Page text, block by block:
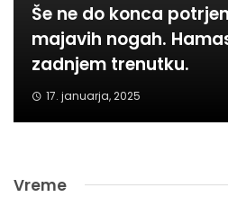
Še ne do konca
majavih nogah.
zadnjem trenutku.
17. januarja, 2025
Vreme